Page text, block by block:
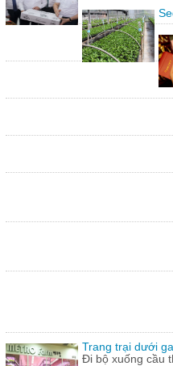
Trang trại dưới
Đi bộ xuống cầu